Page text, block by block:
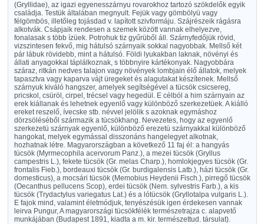
(Gryllidae), az igazi egyenesszárnyu rovarokhoz tartozó szökdelők egyik
családja. Testük általában megnyult. Fejük vagy gömbölyü vagy
félgömbös, illetőleg tojásdad v. lapított szivformáju. Szájrészeik rágásra
alkotvák. Csápjaik rendesen a szemek között vannak elhelyezve,
fonalasak s több ízüek. Potrohuk tiz gyűrüből áll. Szárnyfedőjük rövid,
vizszintesen fekvő, mig hátulsó szárnyaik sokkal nagyobbak. Mellső két
pár lábuk rövidebb, mint a hátulsó. Földi lyukakban laknak, növényi és
állati anyagokkal táplálkoznak, s többnyire kártékonyak. Nagyobbára
száraz, ritkán nedves talajon vagy növények lombjain élő állatok, melyek
tapasztva vagy kaparva vájt üregeket és alagutakat készítenek. Mellső
szárnyuk kiváló hangszer, amelyek segítségével a tücsök csicsereg,
pricskol, csüröl, cirpel, trécsel vagy hegedül. E célból a him szárnyain az
erek kiállanak és lehetnek egyenlő vagy különböző szerkezetüek. A kiálló
ereket reszelő, ívecske stb. névvel jelölik s azoknak egymáshoz
dörzsöléséből származik a tücsökhang. Nevezetes, hogy az egyenlő
szerkezetü szárnyak egyenlő, különböző erezetü szárnyakkal különböző
hangokat, melyek egymással disszonáns hangelegyet alkotnak,
hozhatnak létre. Magyarországban a következő 11 faj él: a hangyás
tücsök (Myrmecophila acervorum Panz.), a mezei tücsök (Gryllus
campestris L.), fekete tücsök (Gr. melas Charp.), homlokjegyes tücsök (Gr.
frontalis Fieb.), bordeauxi tücsök (Gr. burdigalensis Latb.), házi tücsök (Gr.
domesticus), a mocsári tücsök (Memobius Heydenii Fisch.), pirregő tücsök
(Oecanthus pellucens Scop), erdei tücsök (Nem. sylvestris Farb.), a kis
tücsök (Trydactylus variegatus Lat.) és a lótücsök (Gryllotalpa vulgaris L.).
E fajok mind, valamint életmódjuk, tenyészésük igen érdekesen vannak
leirva Pungur, A magyarországi tücsökfélék természetrajza c. alapvető
munkájában (Budapest 1891, kiadta a m. kir. természettud. társulat).